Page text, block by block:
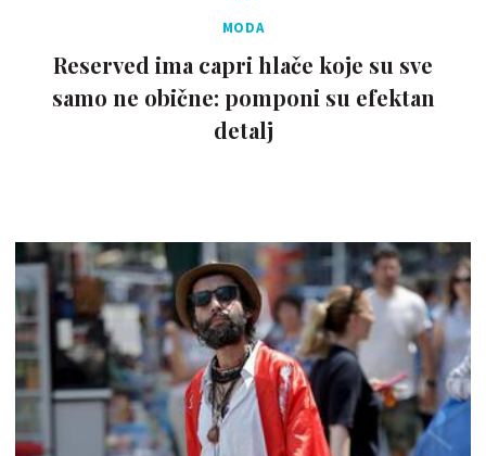
MODA
Reserved ima capri hlače koje su sve
samo ne obične: pomponi su efektan
detalj